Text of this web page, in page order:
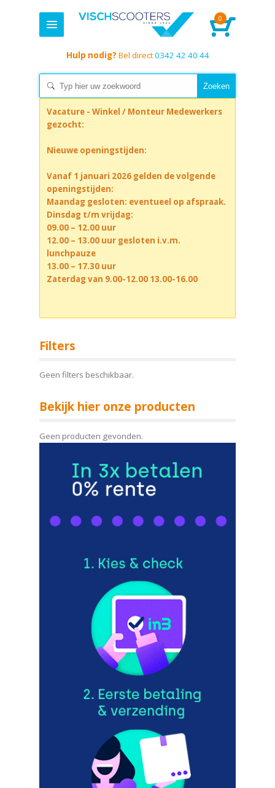
0
Hulp nodig? Bel direct0342 42 40 44
Vacature - Winkel / Monteur Medewerkers
gezocht:
Nieuwe openingstijden:
Vanaf 1 januari 2026 gelden de volgende
openingstijden:
Maandag gesloten: eventueel op afspraak.
Dinsdag t/m vrijdag:
09.00 – 12.00 uur
12.00 – 13.00 uur gesloten i.v.m.
lunchpauze
13.00 – 17.30 uur
Zaterdag van 9.00-12.00 13.00-16.00
Filters
Geen filters beschikbaar.
Bekijk hier onze producten
Geen producten gevonden.